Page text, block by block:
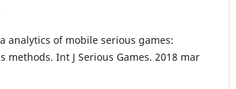
analytics of mobile serious games:
methods. Int J Serious Games. 2018 mar